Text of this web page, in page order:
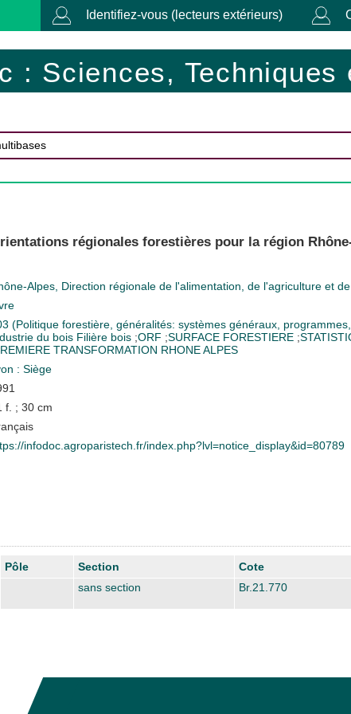
Identifiez-vous (lecteurs extérieurs)
: Sciences, Techniques
régionales forestières pour la région
Alpes, Direction régionale de l'alimentation, de l'agriculture et
(Politique forestière, généralités: systèmes généraux,
du bois Filière bois ;ORF ;SURFACE FORESTIERE ;
TRANSFORMATION RHONE ALPES
: Siège
f. ; 30 cm
infodoc.agroparistech.fr/index.php?lvl=notice_display&id=80789
Pôle Section Cote
sans section Br.21.770